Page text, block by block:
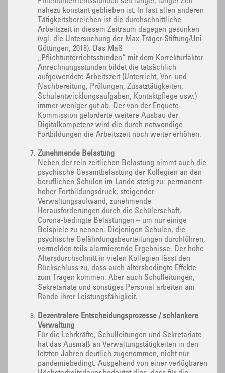
nahezu konstant geblieben ist. In fast allen anderen
Tätigkeitsbereichen ist die durchschnittliche
Arbeitszeit in diesem Zeitraum dagegen gesunken
(vgl. die Untersuchung der Max-Träger-Stiftung/Uni
Göttingen, 2018). Das Maß
„Pflichtunterrichtsstunden“ mit dem Korrekturfaktor
Anrechnungsstunden bildet die tatsächlich
aufgewendete Arbeitszeit (Unterricht, Vor- und
Nachbereitung, Prüfungen, Zusatztätigkeiten,
Schulentwicklungsaufgaben, Kontaktpflege usw.)
immer weniger gut ab. Der von der Enquete-
Kommission geforderte weitere Ausbau der
Digitalkompetenz wird die durch notwendige
Fortbildungen die Arbeitszeit noch weiter erhöhen.
Zunehmende Belastung
Neben der rein zeitlichen Belastung nimmt auch die
psychische Gesamtbelastung der Kollegien an den
beruflichen Schulen im Lande stetig zu: permanent
hoher Fortbildungsdruck, steigender
Verwaltungsaufwand, zunehmende
Herausforderungen durch die Schülerschaft,
Corona-bedingte Belastungen – um nur einige
Beispiele zu nennen. Diejenigen Schulen, die
psychische Gefährdungsbeurteilungen durchführen,
vermelden teils alarmierende Ergebnisse. Der hohe
Altersdurchschnitt in vielen Kollegien lässt den
Rückschluss zu, dass auch altersbedingte Effekte
zum Tragen kommen. Aber auch Schulleitungen,
Sekretariate und sonstiges Personal arbeiten am
Rande ihrer Leistungsfähigkeit.
Dezentralere Entscheidungsprozesse / schlankere
Verwaltung
Für die Lehrkräfte, Schulleitungen und Sekretariate
hat das Ausmaß an Verwaltungstätigkeiten in den
letzten Jahren deutlich zugenommen, nicht nur
pandemiebedingt. Ausgehend von einer verfügbaren